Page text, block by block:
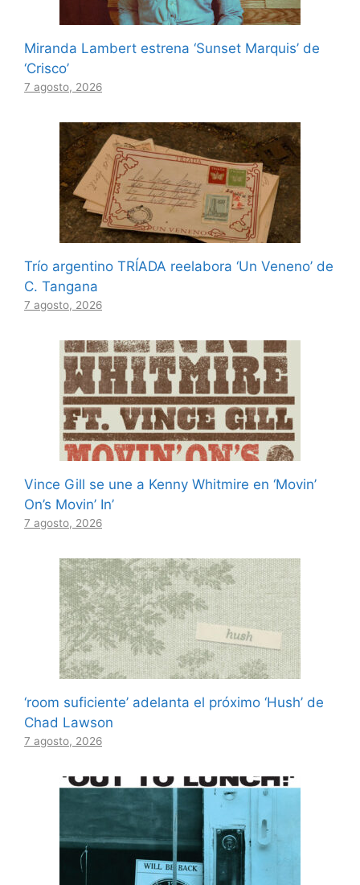
Miranda Lambert estrena ‘Sunset Marquis’ de
‘Crisco’
7 agosto, 2026
Trío argentino TRÍADA reelabora ‘Un Veneno’ de
C. Tangana
7 agosto, 2026
Vince Gill se une a Kenny Whitmire en ‘Movin’
On’s Movin’ In’
7 agosto, 2026
‘room suficiente’ adelanta el próximo ‘Hush’ de
Chad Lawson
7 agosto, 2026